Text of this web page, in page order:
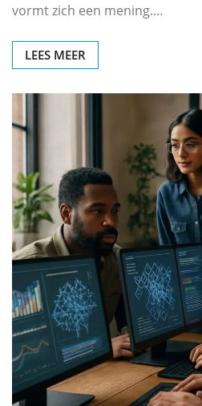
vormt zich een mening.…
LEES MEER